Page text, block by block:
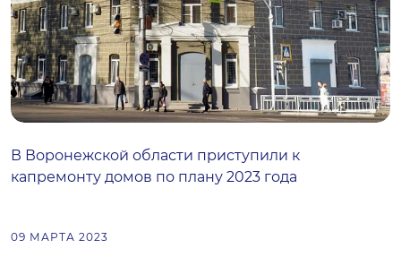
В Воронежской области приступили к
капремонту домов по плану 2023 года
09 МАРТА 2023